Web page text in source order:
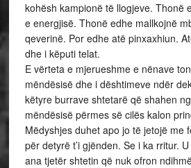
kohësh kampionë të llogjeve. Thonë
e energjisë. Thonë edhe mallkojnë
qeverinë. Por edhe atë pinxaxhiun.
dhe i këputi telat.
E vërteta e mjerueshme e nënave
mëndësisë dhe i dështimeve ndër
këtyre burrave shtetarë që shahen
mëndësisë përmes së cilës kalon
Mëdyshjes duhet apo jo të jetojë me
për detyrë t’i gjënden. Se i ka rritur.
ana tjetër shtetin që nuk ofron